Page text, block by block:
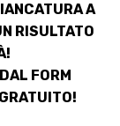
A
RISULTATO
FORM